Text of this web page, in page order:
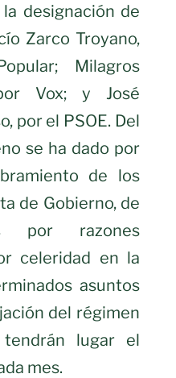
designación de
Zarco Troyano,
Milagros
Vox; y José
por el PSOE. Del
se ha dado por
de los
de Gobierno, de
por razones
celeridad en la
asuntos
del régimen
lugar el
mes.